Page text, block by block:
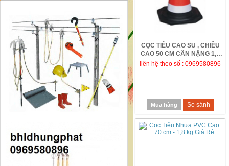
CỌC TIÊU CAO SU , CHIỀU
CAO 50 CM CÂN NẶNG 1,1
KG
liên hệ theo số : 0969580896
Mua hàng So sánh